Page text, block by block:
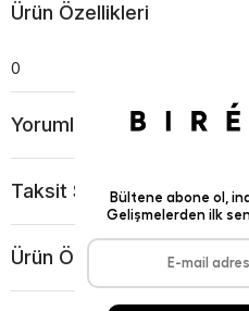
Ürün Özellikleri
0
Yorumlar
Taksit Seçenekleri
Ürün Önerileri